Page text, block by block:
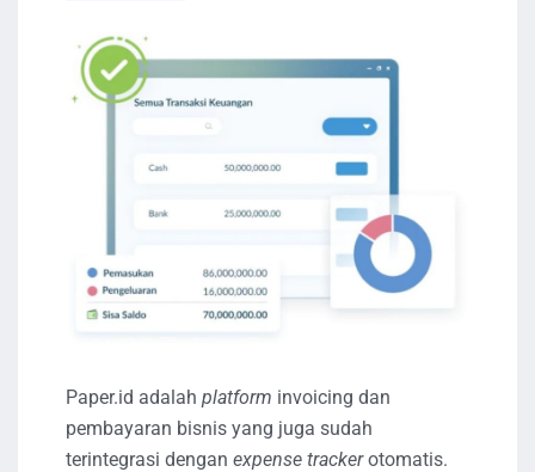
Paper.id adalah platform invoicing dan
pembayaran bisnis yang juga sudah
terintegrasi dengan expense trackerotomatis.